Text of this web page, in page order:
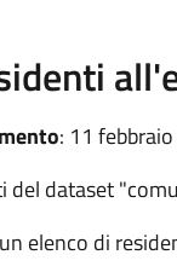
: 11
del dataset
elenco di